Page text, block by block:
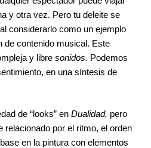
y otra vez. Pero tu deleite se
considerarlo como un ejemplo
de contenido musical. Este
y libre sonidos. Podemos
en una síntesis de
de “looks” en Dualidad, pero
relacionado por el ritmo, el orden
en la pintura con elementos